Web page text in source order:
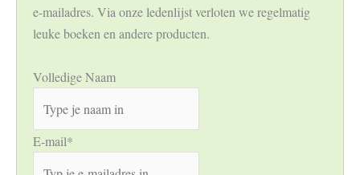
e-mailadres. Via onze ledenlijst verloten we regelmatig
leuke boeken en andere producten.
Volledige Naam
E-mail*